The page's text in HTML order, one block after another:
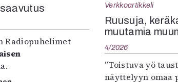
Radiopuhelimet
Verkkoartikkeli
Ruusuja,
muutamia
4/2026
”Toistuva yö
näyttelyyn omaa